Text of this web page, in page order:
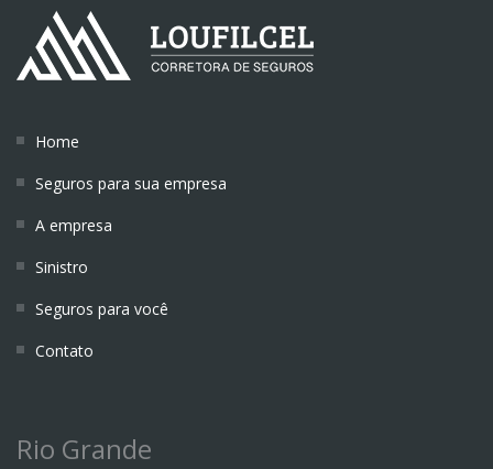
Home
Seguros para sua empresa
A empresa
Sinistro
Seguros para você
Contato
Rio Grande